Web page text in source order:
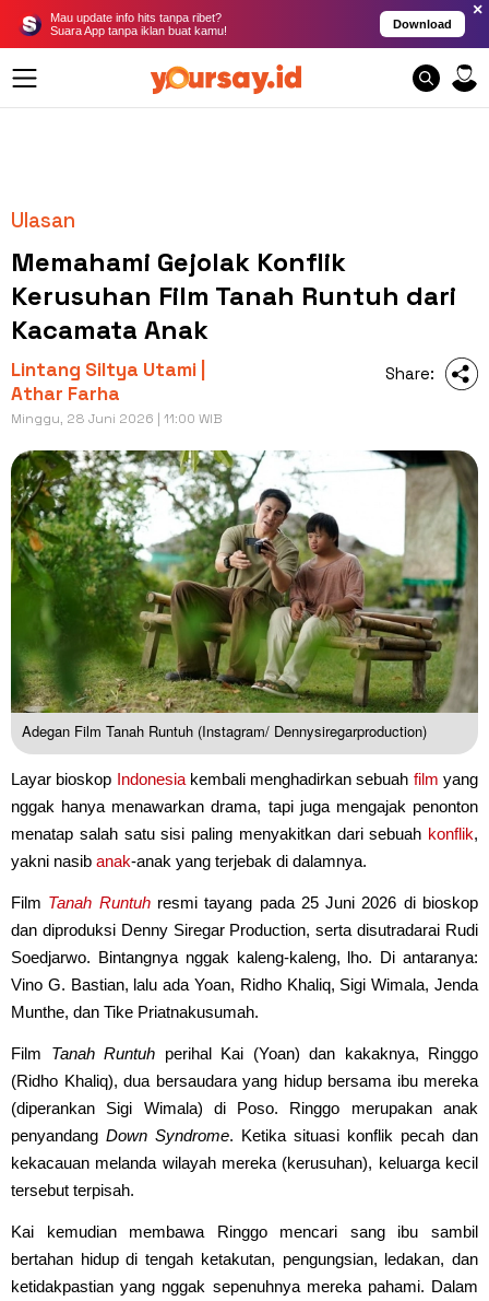
Mau update info hits tanpa ribet?
Suara App tanpa iklan buat kamu!
Download
×
Ulasan
Memahami Gejolak Konflik
Kerusuhan Film Tanah Runtuh dari
Kacamata Anak
Lintang Siltya Utami |
Athar Farha
Minggu, 28 Juni 2026 | 11:00 WIB
Share:
Adegan Film Tanah Runtuh (Instagram/ Dennysiregarproduction)
Layar bioskop Indonesiakembali menghadirkan sebuah film yang
nggak hanya menawarkan drama, tapi juga mengajak penonton
menatap salah satu sisi paling menyakitkan dari sebuah konflik,
yakni nasib anak-anak yang terjebak di dalamnya.
Film Tanah Runtuhresmi tayang pada 25 Juni 2026 di bioskop
dan diproduksi Denny Siregar Production, serta disutradarai Rudi
Soedjarwo. Bintangnya nggak kaleng-kaleng, lho. Di antaranya:
Vino G. Bastian, lalu ada Yoan, Ridho Khaliq, Sigi Wimala, Jenda
Munthe, dan Tike Priatnakusumah.
Film Tanah Runtuh perihal Kai (Yoan) dan kakaknya, Ringgo
(Ridho Khaliq), dua bersaudara yang hidup bersama ibu mereka
(diperankan Sigi Wimala) di Poso. Ringgo merupakan anak
penyandang Down Syndrome. Ketika situasi konflik pecah dan
kekacauan melanda wilayah mereka (kerusuhan), keluarga kecil
tersebut terpisah.
Kai kemudian membawa Ringgo mencari sang ibu sambil
bertahan hidup di tengah ketakutan, pengungsian, ledakan, dan
ketidakpastian yang nggak sepenuhnya mereka pahami. Dalam